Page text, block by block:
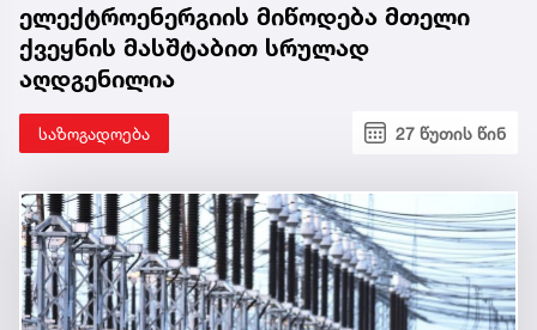
ელექტროენერგიის მიწოდება მთელი
ქვეყნის მასშტაბით სრულად
აღდგენილია
საზოგადოება 27 წუთის წინ